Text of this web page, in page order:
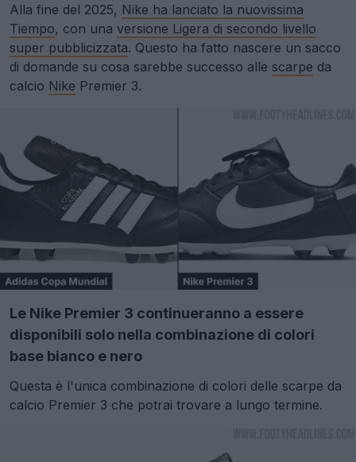
Alla fine del 2025, Nike ha lanciato la nuovissima
Tiempo, con una versione Ligera di secondo livello
super pubblicizzata. Questo ha fatto nascere un sacco
di domande su cosa sarebbe successo alle scarpe da
calcio Nike Premier 3.
Le Nike Premier 3 continueranno a essere
disponibili solo nella combinazione di colori
base bianco e nero
Questa è l'unica combinazione di colori delle scarpe da
calcio Premier 3 che potrai trovare a lungo termine.